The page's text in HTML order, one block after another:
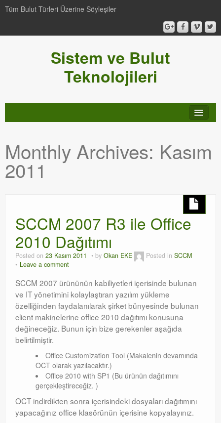
Tüm Bulut Türleri Üzerine Söyleşiler
Sistem ve Bulut
Teknolojileri
Genel
Video-Webcast-Seminer
SCOM
Orchestrator
Watchguard
PHP & MySQL
Exchange
Monthly Archives: Kasım
2011
SCCM 2007 R3 ile Office
2010 Dağıtımı
Posted on 23 Kasım 2011 by Okan EKE Posted in SCCM
Leave a comment
SCCM 2007 ürününün kabiliyetleri içerisinde bulunan
ve IT yönetimini kolaylaştıran yazılım yükleme
özelliğinden faydalanılarak şirket bünyesinde bulunan
client makinelerine office 2010 dağıtımı konusuna
değineceğiz. Bunun için bize gerekenler aşağıda
belirtilmiştir.
Office Customization Tool (Makalenin devamında
OCT olarak yazılacaktır.)
Office 2010 with SP1 (Bu ürünün dağıtımını
gerçekleştireceğiz. )
OCT indirdikten sonra içerisindeki dosyaları dağıtımını
yapacağınız office klasörünün içerisine kopyalayınız.